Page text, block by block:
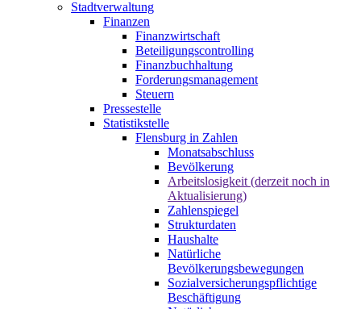
Stadtverwaltung
Finanzen
Finanzwirtschaft
Beteiligungscontrolling
Finanzbuchhaltung
Forderungsmanagement
Steuern
Pressestelle
Statistikstelle
Flensburg in Zahlen
Monatsabschluss
Bevölkerung
Arbeitslosigkeit (derzeit noch in
Aktualisierung)
Zahlenspiegel
Strukturdaten
Haushalte
Natürliche
Bevölkerungsbewegungen
Sozialversicherungspflichtige
Beschäftigung